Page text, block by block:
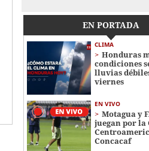
EN PORTADA
CLIMA
Honduras
condiciones
lluvias
viernes
EN VIVO
Motagua y
juegan por la
Concacaf